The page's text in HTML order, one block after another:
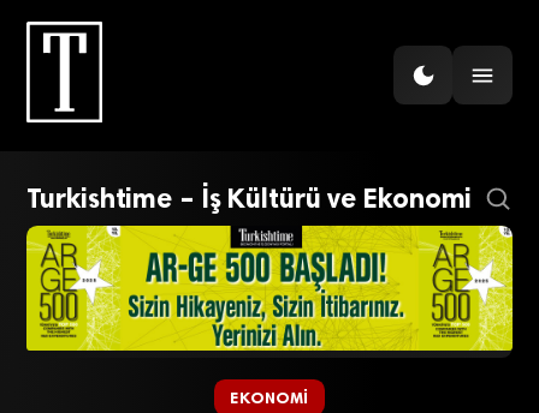
Turkishtime – İş Kültürü ve Ekonomi
EKONOMI